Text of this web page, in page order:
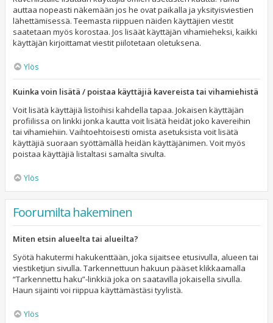
auttaa nopeasti näkemään jos he ovat paikalla ja yksityisviestien
lähettämisessä. Teemasta riippuen näiden käyttäjien viestit
saatetaan myös korostaa. Jos lisäät käyttäjän vihamieheksi, kaikki
käyttäjän kirjoittamat viestit piilotetaan oletuksena.
Ylös
Kuinka voin lisätä / poistaa käyttäjiä kavereista tai vihamiehistä
Voit lisätä käyttäjiä listoihisi kahdella tapaa. Jokaisen käyttäjän
profiilissa on linkki jonka kautta voit lisätä heidät joko kavereihin
tai vihamiehiin. Vaihtoehtoisesti omista asetuksista voit lisätä
käyttäjiä suoraan syöttämällä heidän käyttäjänimen. Voit myös
poistaa käyttäjiä listaltasi samalta sivulta.
Ylös
Foorumilta hakeminen
Miten etsin alueelta tai alueilta?
Syötä hakutermi hakukenttään, joka sijaitsee etusivulla, alueen tai
viestiketjun sivulla. Tarkennettuun hakuun pääset klikkaamalla
“Tarkennettu haku”-linkkiä joka on saatavilla jokaisella sivulla.
Haun sijainti voi riippua käyttämästäsi tyylistä.
Ylös